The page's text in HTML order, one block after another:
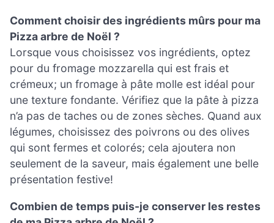
Comment choisir des ingrédients mûrs pour ma
Pizza arbre de Noël ?
Lorsque vous choisissez vos ingrédients, optez
pour du fromage mozzarella qui est frais et
crémeux; un fromage à pâte molle est idéal pour
une texture fondante. Vérifiez que la pâte à pizza
n’a pas de taches ou de zones sèches. Quand aux
légumes, choisissez des poivrons ou des olives
qui sont fermes et colorés; cela ajoutera non
seulement de la saveur, mais également une belle
présentation festive!
Combien de temps puis-je conserver les restes